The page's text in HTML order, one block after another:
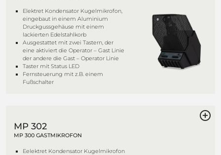
Elektret Kondensator Kugelmikrofon,
eingebaut in einem Aluminium
Druckgussgehäuse mit einem
lackierten Edelstahlkorb
Ausgestattet mit zwei Tastern, der
eine aktiviert die Operator – Gast Linie
der andere die Gast – Operator Linie
Taster mit Status LED
Fernsteuerung mit z.B. einem
Fußschalter
MP 302
MP 300 GASTMIKROFON
Eelektret Kondensator Kugelmikrofon